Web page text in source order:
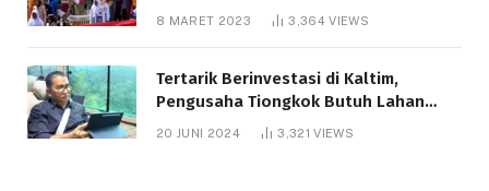
8 MARET 2023 3,364VIEWS
Tertarik Berinvestasi di Kaltim,
Pengusaha Tiongkok Butuh Lahan
1.000 Hektare
20 JUNI 2024 3,321VIEWS